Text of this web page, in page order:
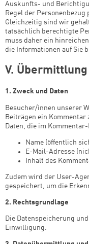
Auskunfts- und
Regel der
Gleichzeitig sind wir
tatsächlich berechtigte
muss daher ein
die Informationen auf Sie
V.
1. Zweck und Daten
Besucher/innen unserer
Beiträgen ein
Daten, die im
Name (öffentlich
E-Mail-Adresse
Inhalt des
Zudem wird der User-
gespeichert, um die
2. Rechtsgrundlage
Die Datenspeicherung
Einwilligung.